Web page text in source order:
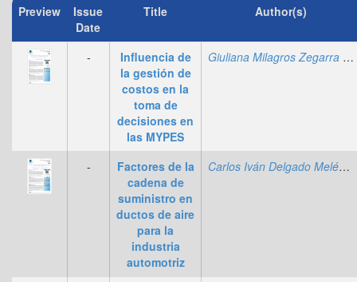
Preview
Issue
Date
Title Author(s)
-
Influencia de
la gestión de
costos en la
toma de
decisiones en
las MYPES
Giuliana Milagros Zegarra Quesada
-
Factores de la
cadena de
suministro en
ductos de aire
para la
industria
automotriz
Carlos Iván Delgado Meléndez